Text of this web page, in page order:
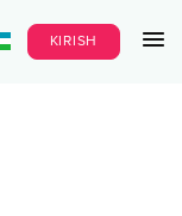
KIRISH